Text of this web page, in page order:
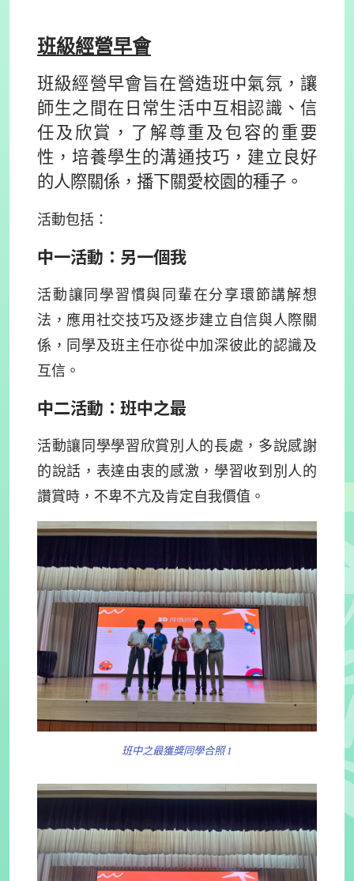
班級經營早會
班級經營早會旨在營造班中氣氛，讓
師生之間在日常生活中互相認識、信
任及欣賞，了解尊重及包容的重要
性，培養學生的溝通技巧，建立良好
的人際關係，播下關愛校園的種子。
活動包括：
中一活動：另一個我
活動讓同學習慣與同輩在分享環節講解想
法，應用社交技巧及逐步建立自信與人際關
係，同學及班主任亦從中加深彼此的認識及
互信。
中二活動：班中之最
活動讓同學學習欣賞別人的長處，多說感謝
的說話，表達由衷的感激，學習收到別人的
讚賞時，不卑不亢及肯定自我價值。
班中之最獲獎同學合照 1